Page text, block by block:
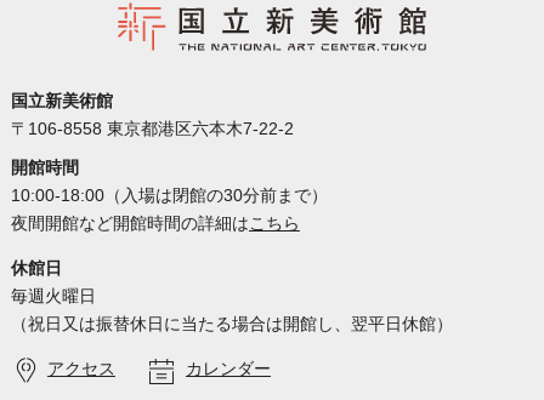
国立新美術館
〒106-8558 東京都港区六本木7-22-2
開館時間
10:00-18:00（入場は閉館の30分前まで）
夜間開館など開館時間の詳細はこちら
休館日
毎週火曜日
（祝日又は振替休日に当たる場合は開館し、翌平日休館）
アクセス カレンダー